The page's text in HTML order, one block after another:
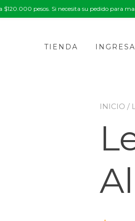
TIENDA
INICIO /
pesos. Si necesita su pedido para